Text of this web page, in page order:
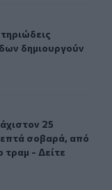
θάνατοι
δημιουργούν
οι επτά
25
25
επτά σοβαρά, από
- Δείτε